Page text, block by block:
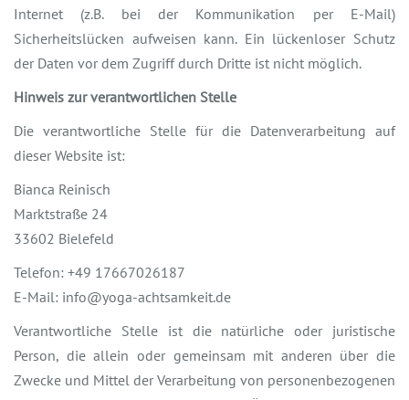
Internet (z.B. bei der Kommunikation per E-Mail)
Sicherheitslücken aufweisen kann. Ein lückenloser Schutz
der Daten vor dem Zugriff durch Dritte ist nicht möglich.
Hinweis zur verantwortlichen Stelle
Die verantwortliche Stelle für die Datenverarbeitung auf
dieser Website ist:
Bianca Reinisch
Marktstraße 24
33602 Bielefeld
Telefon: +49 17667026187
E-Mail: info@yoga-achtsamkeit.de
Verantwortliche Stelle ist die natürliche oder juristische
Person, die allein oder gemeinsam mit anderen über die
Zwecke und Mittel der Verarbeitung von personenbezogenen